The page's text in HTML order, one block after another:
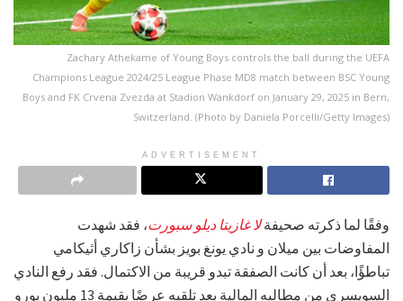
Zachary Athekame of Young Boys controls the ball during the UEFA
Champions League 2024/25 League Phase MD8 match between BSC Young
Boys and FK Crvena Zvezda at Stadion Wankdorf on January 29, 2025 in Bern,
Switzerland. (Photo by Daniela Porcelli/Getty Images)
ADVERTISEMENT
وفقًا لما ذكرته صحيفةلا غازيتا ديلو سبورت، فقد شهدت
المفاوضات بين ميلان و نادي يونغ بويز بشأن زاكاري أثيكامي
تباطؤًا، بعد أن كانت الصفقة تبدو قريبة من الاكتمال. فقد رفع النادي
السويسري من مطالبه المالية بعد تلقيه عرضًا بقيمة 13 مليون يورو